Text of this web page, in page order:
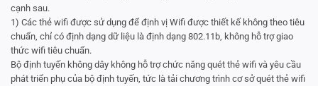
cạnh sau.
1) Các thẻ wifi được sử dụng để định vị Wifi được thiết kế không theo tiêu
chuẩn, chỉ có định dạng dữ liệu là định dạng 802.11b, không hỗ trợ giao
thức wifi tiêu chuẩn.
Bộ định tuyến không dây không hỗ trợ chức năng quét thẻ wifi và yêu cầu
phát triển phụ của bộ định tuyến, tức là tải chương trình cơ sở quét thẻ wifi